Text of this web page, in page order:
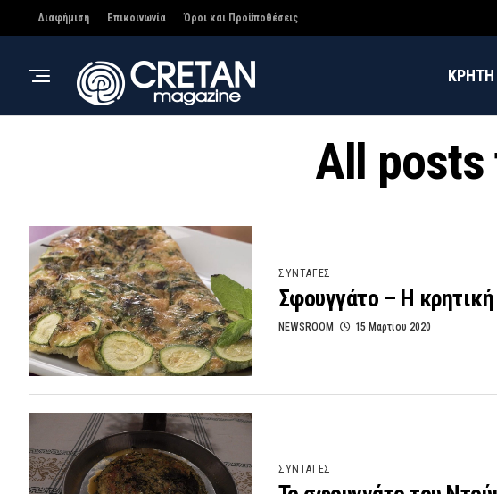
Διαφήμιση Επικοινωνία Όροι και Προϋποθέσεις
ΚΡΗΤΗ
All posts
ΣΥΝΤΑΓΕΣ
Σφουγγάτο – Η
NEWSROOM 15 Μαρτίου 2020
ΣΥΝΤΑΓΕΣ